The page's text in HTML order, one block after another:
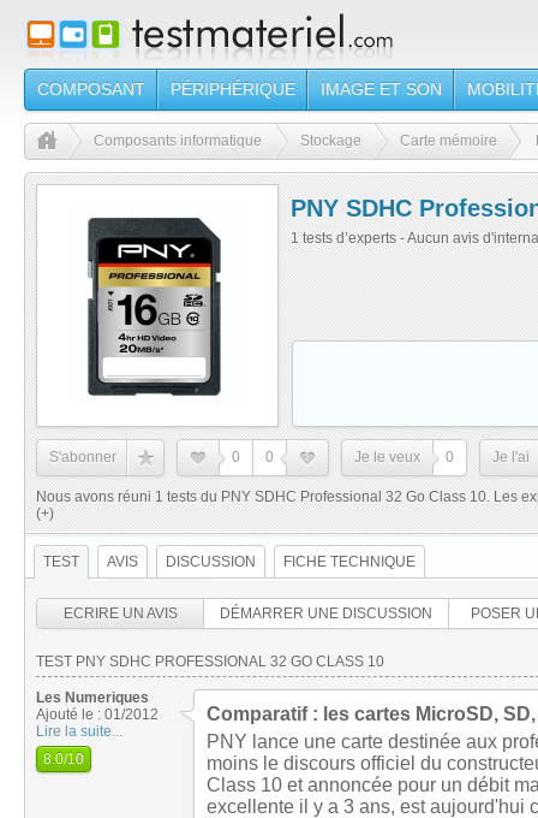
COMPOSANT PÉRIPHÉRIQUE IMAGE ET SON
Composants informatique Stockage Carte mémoire
PNY SDHC
1 tests d’experts - Aucun avis
S'abonner 0 0 Je le veux 0 Je l'ai
Nous avons réuni 1 tests du PNY SDHC Professional 32 Go Class 10. Les
(+)
TEST AVIS DISCUSSION FICHE TECHNIQUE
ECRIRE UN AVIS DÉMARRER UNE DISCUSSION POSER
TEST PNY SDHC PROFESSIONAL 32 GO CLASS 10
Les Numeriques
Ajouté le : 01/2012
Lire la suite...
8.0/10
Comparatif : les cartes MicroSD,
PNY lance une carte destinée aux
moins le discours officiel du
Class 10 et annoncée pour un débit
excellente il y a 3 ans, est aujourd'hui